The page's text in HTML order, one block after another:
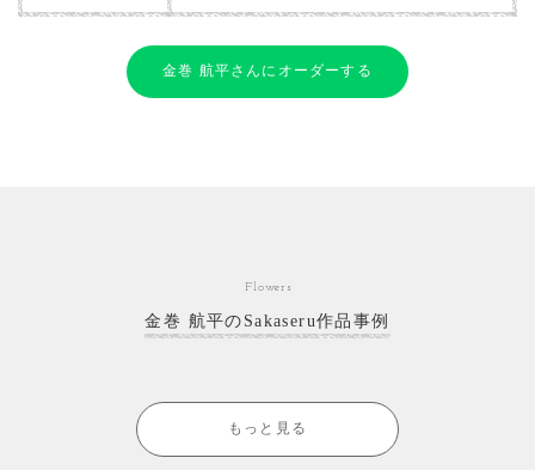
金巻 航平さんにオーダーする
Flowers
金巻 航平のSakaseru作品事例
もっと見る